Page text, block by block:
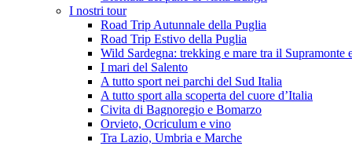
I nostri tour
Road Trip Autunnale della Puglia
Road Trip Estivo della Puglia
Wild Sardegna: trekking e mare tra il Supramonte
I mari del Salento
A tutto sport nei parchi del Sud Italia
A tutto sport alla scoperta del cuore d’Italia
Civita di Bagnoregio e Bomarzo
Orvieto, Ocriculum e vino
Tra Lazio, Umbria e Marche